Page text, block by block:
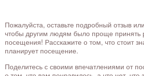
Пожалуйста, оставьте подробный отзыв
чтобы другим людям было проще принять
посещения! Расскажите о том, что стоит
планирует посещение.
Поделитесь с своими впечатлениями от